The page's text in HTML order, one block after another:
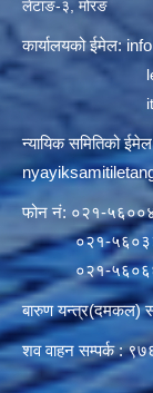
लेटाङ-३, मोरङ
कार्यालयको ईमेल:
न्यायिक समितिको
फोन नं: ०२१-
०२१-
०२१-
बारुण यन्त्र(दमकल)
शव वाहन सम्पर्क :